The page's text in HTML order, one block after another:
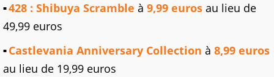
428 : Shibuya Scramble à 9,99 euros au lieu de
49,99 euros
Castlevania Anniversary Collection à 8,99 euros
au lieu de 19,99 euros